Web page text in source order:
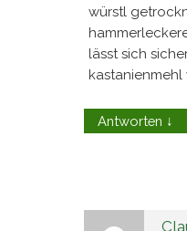
würstl
lässt sich
kastanienmehl
Antworten ↓